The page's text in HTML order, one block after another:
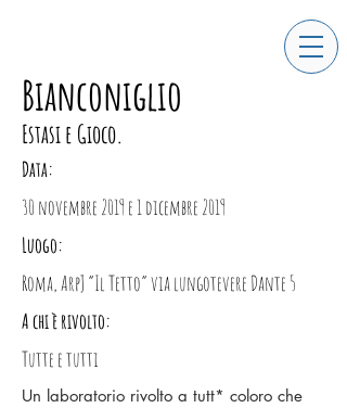
Bianconiglio
Estasi e Gioco.
Data:
30 novembre 2019 e 1 dicembre 2019
Luogo:
Roma, ArpJ “Il Tetto” via lungotevere Dante 5
A chi è rivolto:
Tutte e tutti
Un laboratorio rivolto a tutt* coloro che